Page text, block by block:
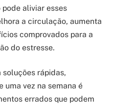
pode aliviar esses
a circulação, aumenta
comprovados para a
do estresse.
soluções rápidas,
uma vez na semana é
errados que podem